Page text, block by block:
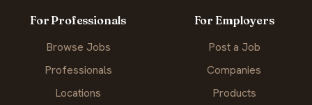
For Professionals
Browse Jobs
Professionals
Locations
For Employers
Post a Job
Companies
Products